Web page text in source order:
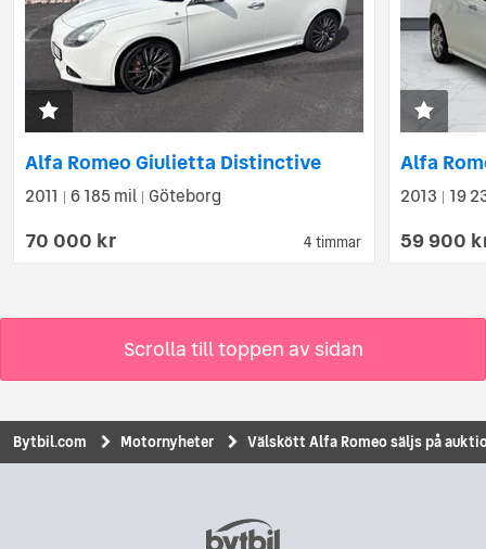
4 timmar
Alfa Romeo Giulietta Distinctive
2011 6 185 mil Göteborg
70 000 kr
2013 19
59 900
Scrolla till toppen av sidan
Bytbil.com Motornyheter Välskött Alfa Romeo säljs på